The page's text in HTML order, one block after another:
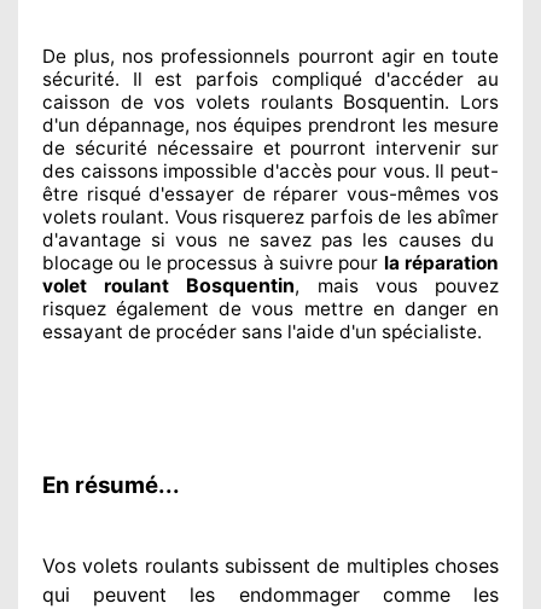
De plus, nos professionnels pourront agiren toute
sécurité. Il est parfois compliquéd'accéder au
caisson de vos volets roulants Bosquentin. Lors
d'un dépannage, nos équipes prendront les mesure
de sécuriténécessaireet pourront intervenir sur
des caissons impossible d'accès pour vous. Il peut-
être risquéd'essayer de réparer vous-mêmes vos
volets roulant. Vous risquerez parfois de les abîmer
d'avantage si vous ne savezpas les causes du
blocage ou le processus à suivre pour la réparation
volet roulant Bosquentin, mais vous pouvez
risquez également de vous mettre en danger en
essayant de procéder sans l'aide d'un spécialiste.
En résumé...
Vos volets roulants subissent de multipleschoses
qui peuvent les endommagercomme les